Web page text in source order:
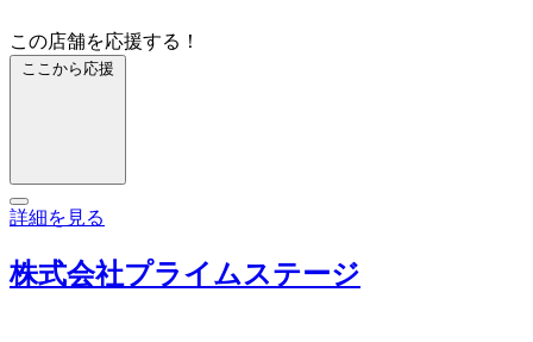
この店舗を応援する！
ここから応援
詳細を見る
株式会社プライムステージ